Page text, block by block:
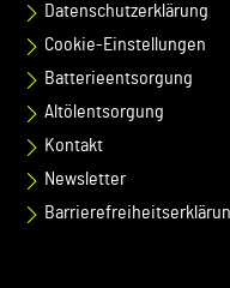
Datenschutzerklärung
Cookie-Einstellungen
Batterieentsorgung
Altölentsorgung
Kontakt
Newsletter